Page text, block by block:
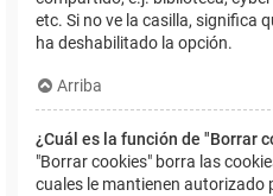
etc. Si no ve la casilla, significa
ha deshabilitado la opción.
Arriba
¿Cuál es la función de "Borrar
"Borrar cookies" borra las
cuales le mantienen autorizado